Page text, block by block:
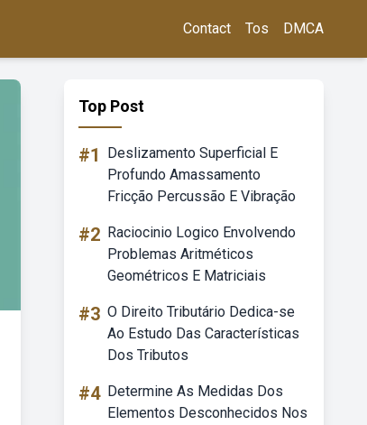
Contact Tos DMCA
Top Post
#1
Deslizamento Superficial E
Profundo Amassamento
Fricção Percussão E Vibração
#2 Raciocinio Logico Envolvendo
Problemas Aritméticos
Geométricos E Matriciais
#3 O Direito Tributário Dedica-se
Ao Estudo Das Características
Dos Tributos
#4 Determine As Medidas Dos
Elementos Desconhecidos Nos